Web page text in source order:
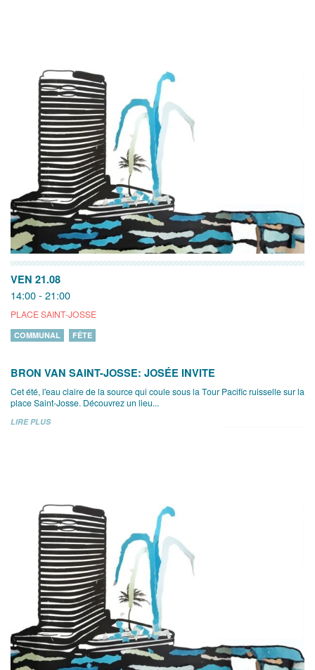
VEN 21.08
14:00 - 21:00
PLACE SAINT-JOSSE
COMMUNAL FÊTE
BRON VAN SAINT-JOSSE: JOSÉE INVITE
Cet été, l'eau claire de la source qui coule sous la Tour Pacific ruisselle sur la
place Saint-Josse. Découvrez un lieu...
LIRE PLUS